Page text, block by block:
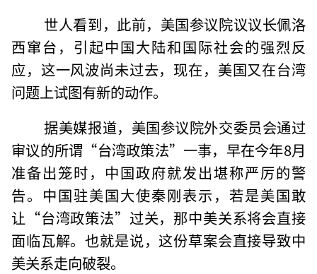
世人看到，此前，美国参议院议议长佩洛
西窜台，引起中国大陆和国际社会的强烈反
应，这一风波尚未过去，现在，美国又在台湾
问题上试图有新的动作。
据美媒报道，美国参议院外交委员会通过
审议的所谓“台湾政策法”一事，早在今年8月
准备出笼时，中国政府就发出堪称严厉的警
告。中国驻美国大使秦刚表示，若是美国敢
让“台湾政策法”过关，那中美关系将会直接
面临瓦解。也就是说，这份草案会直接导致中
美关系走向破裂。